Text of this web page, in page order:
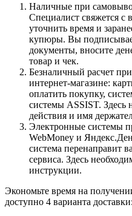
Наличные при
Специалист свяжется с
уточнить время и
купюры. Вы
документы, вносите
товар и чек.
Безналичный расчет
интернет-магазине:
оплатить покупку,
системы ASSIST. Здесь
действия и имя
Электронные системы
WebMoney и
система перенаправит
сервиса. Здесь
инструкции.
Экономьте время на
доступно 4 варианта доставки: